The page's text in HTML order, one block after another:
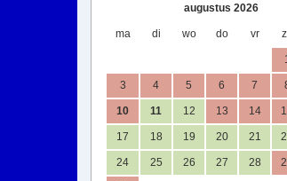
augustus 2026
ma di wo do vr
3 4 5 6 7
10 11 12 13 14
17 18 19 20 21
24 25 26 27 28